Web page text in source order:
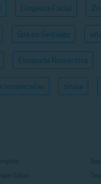
Limpieza Facial
Spa en Santiago
Escapada Romántica
temperadas tinaja